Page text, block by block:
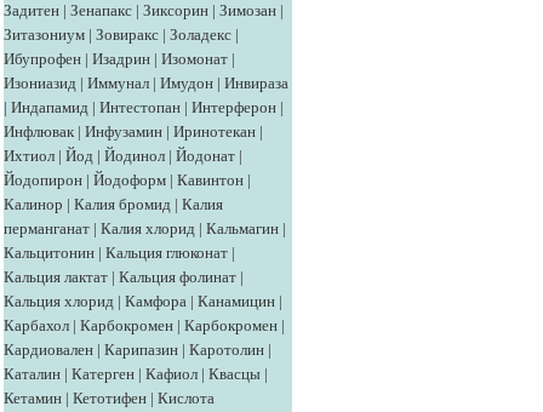
Задитен | Зенапакс | Зиксорин | Зимозан |
Зитазониум | Зовиракс | Золадекс |
Ибупрофен | Изадрин | Изомонат |
Изониазид | Иммунал | Имудон | Инвираза
| Индапамид | Интестопан | Интерферон |
Инфлювак | Инфузамин | Иринотекан |
Ихтиол | Йод | Йодинол | Йодонат |
Йодопирон | Йодоформ | Кавинтон |
Калинор | Калия бромид | Калия
перманганат | Калия хлорид | Кальмагин |
Кальцитонин | Кальция глюконат |
Кальция лактат | Кальция фолинат |
Кальция хлорид | Камфора | Канамицин |
Карбахол | Карбокромен | Карбокромен |
Кардиовален | Карипазин | Каротолин |
Каталин | Катерген | Кафиол | Квасцы |
Кетамин | Кетотифен | Кислота